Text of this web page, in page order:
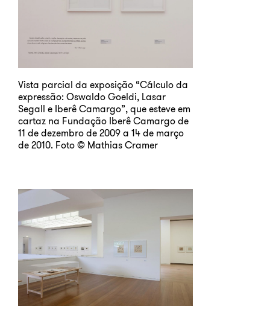
Vista parcial da exposição “Cálculo da
expressão: Oswaldo Goeldi, Lasar
Segall e Iberê Camargo”, que esteve em
cartaz na Fundação Iberê Camargo de
11 de dezembro de 2009 a 14 de março
de 2010. Foto © Mathias Cramer